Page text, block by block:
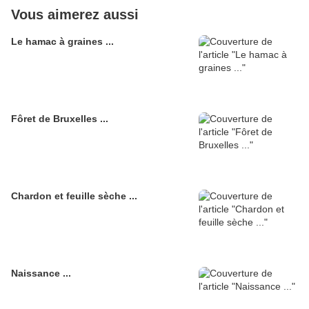
Vous aimerez aussi
Le hamac à graines ...
Fôret de Bruxelles ...
Chardon et feuille sèche ...
Naissance ...